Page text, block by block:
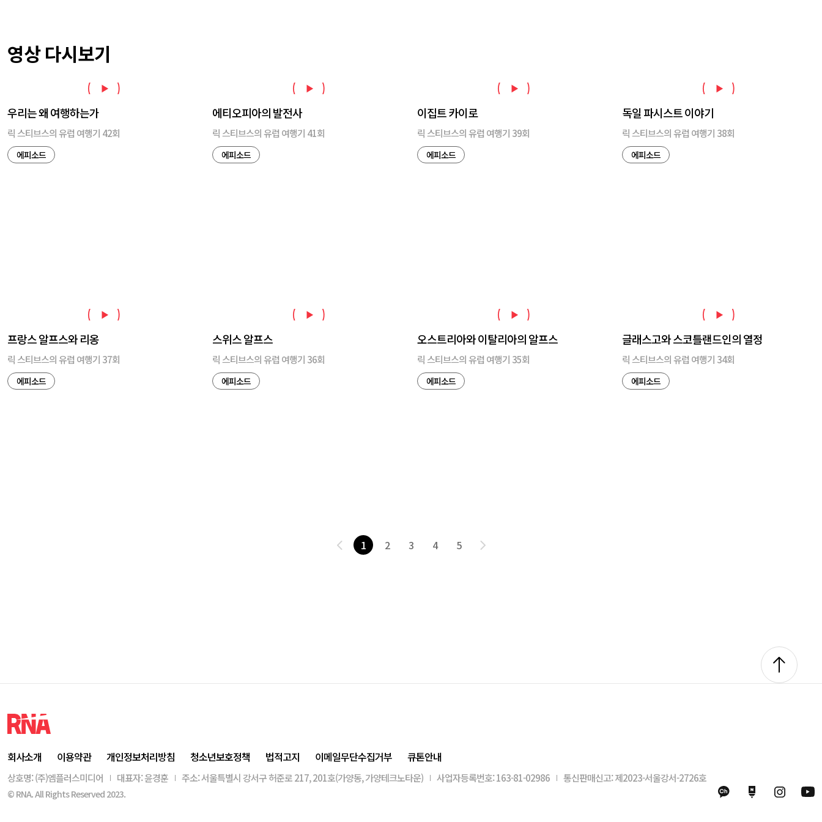
영상 다시보기
우리는 왜 여행하는가
릭 스티브스의 유럽 여행기 42회
에피소드
에티오피아의 발전사
릭 스티브스의 유럽 여행기 41회
에피소드
이집트 카이로
릭 스티브스의 유럽 여행기 39회
에피소드
독일 파시스트 이야기
릭 스티브스의 유럽 여행기 38회
에피소드
프랑스 알프스와 리옹
릭 스티브스의 유럽 여행기 37회
에피소드
스위스 알프스
릭 스티브스의 유럽 여행기 36회
에피소드
오스트리아와 이탈리아의 알프스
릭 스티브스의 유럽 여행기 35회
에피소드
글래스고와 스코틀랜드인의 열정
릭 스티브스의 유럽 여행기 34회
에피소드
1 2 3 4 5
회사소개 이용약관 개인정보처리방침 청소년보호정책 법적고지 이메일무단수집거부 큐톤안내
상호명: (주)엠플러스미디어 대표자: 윤경훈 주소: 서울특별시 강서구 허준로 217, 201호(가양동, 가양테크노타운) 사업자등록번호: 163-81-02986 통신판매신고: 제2023-서울강서-2726호
© RNA. All Rights Reserved 2023.